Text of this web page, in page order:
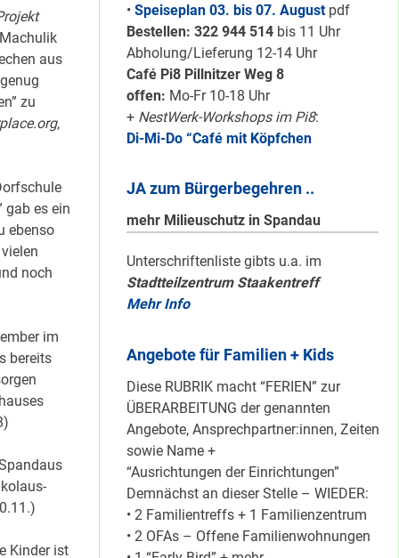
aus
zu
,
gab es ein
ebenso
noch
im
bereits
Kinder ist
• Speiseplan 03. bis 07. August pdf
Bestellen: 322 944 514bis 11 Uhr
Abholung/Lieferung 12-14 Uhr
Café Pi8 Pillnitzer Weg 8
offen: Mo-Fr 10-18 Uhr
+ NestWerk-Workshops im Pi8:
Di-Mi-Do “Café mit Köpfchen
JA zum Bürgerbegehren ..
mehr Milieuschutz in Spandau
Unterschriftenliste gibts u.a. im
Stadtteilzentrum Staakentreff
Mehr Info
Angebote für Familien + Kids
Diese RUBRIK macht “FERIEN” zur
ÜBERARBEITUNG der genannten
Angebote, Ansprechpartner:innen, Zeiten
sowie Name +
“Ausrichtungen der Einrichtungen”
Demnächst an dieser Stelle – WIEDER:
• 2 Familientreffs + 1 Familienzentrum
• 2 OFAs – Offene Familienwohnungen
Nur grüne & gelbe
Karten für den
neuen Quartiersrat
2023-25 …
Ein echtes “PLUS”
Nord …
Staaken: Immer
schön sauber
halten!
Neuer Look für’s
#Nachbarschaftmachen
Mit dem
“Redemobil” im
Kiez unterwegs …